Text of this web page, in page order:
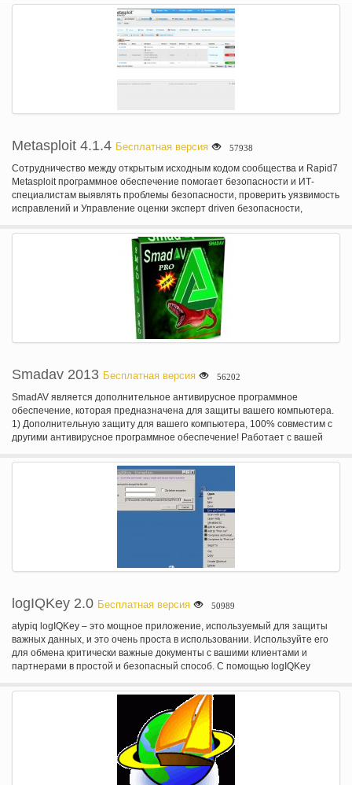
определенного периода времени (обычно 30 дней), предотвращая его
запуска! Cracklock лечит зараженные программы, используя передовые
технологии, которые имеют другие антивирусные производители
например McAfee, Нортон, Sophos, Thunderbyte и F-Proot еще освоить.
Cracklock может использоваться для многих других целей. Например
программное обеспечение для готовности. Совсем недавно, мы
Cracklock теперь может удостоверять ваше программное обеспечение
чтобы убедиться, что это когда-либо угрожает ошибка остается
проблемой в прошлом.
Metasploit 4.1.4 Бесплатная версия 57938
Сотрудничество между открытым исходным кодом сообщества и Rapid7
Metasploit программное обеспечение помогает безопасности и ИТ-
специалистам выявлять проблемы безопасности, проверить уязвимость
исправлений и Управление оценки эксперт driven безопасности,
включают смарт-эксплуатации, аудит паролей, web приложения
сканирования и социальной инженерии.
Smadav 2013 Бесплатная версия 56202
SmadAV является дополнительное антивирусное программное
обеспечение, которая предназначена для защиты вашего компьютера.
1) Дополнительную защиту для вашего компьютера, 100% совместим с
другими антивирусное программное обеспечение! Работает с вашей
Антивирус (общая защита USB диски) предотвращению вирусов,
которые распространяются через USB stick диски. 3) Лучшим для
использования в автономном режиме (не нужно очень часто обновлять)
предназначена для использования с компьютерами, которые редко или
даже не подключены к Интернету. SmadAV не нужно обновлять так
часто, как другие Антивирус. (Регулярно обновляет один раз в месяц). 4)
Чище и инструменты для очистки от вируса SmadAV не только удаляет
вирусы, но также может исправить проблемы реестра в зараженной
машине.
logIQKey 2.0 Бесплатная версия 50989
atypiq logIQKey – это мощное приложение, используемый для защиты
важных данных, и это очень проста в использовании. Используйте его
для обмена критически важные документы с вашими клиентами и
партнерами в простой и безопасный способ. С помощью logIQKey
можете зашифровать всю папку: logIQKey сначала будет zip папку, а
затем encypt просто полученный zip-файл как любой другой файл.
Интегрирована в контекстное меню Windows.